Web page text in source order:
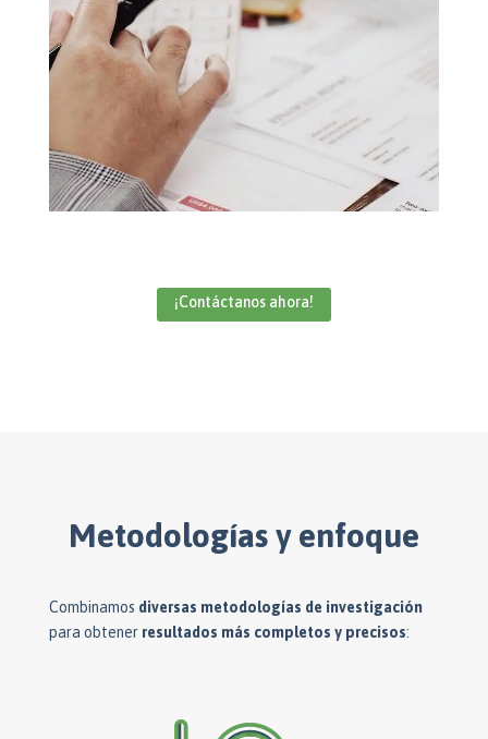
¡Contáctanos ahora!
Metodologías y enfoque
Combinamos diversas metodologías de investigación
para obtener resultados más completos y precisos: